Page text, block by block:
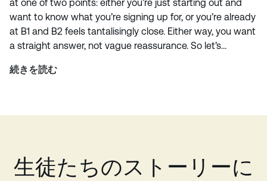
at one of two points: either you’re just starting out and
want to know what you’re signing up for, or you’re already
at B1 and B2 feels tantalisingly close. Either way, you want
a straight answer, not vague reassurance. So let’s…
続きを読む
生徒たちのストーリーに